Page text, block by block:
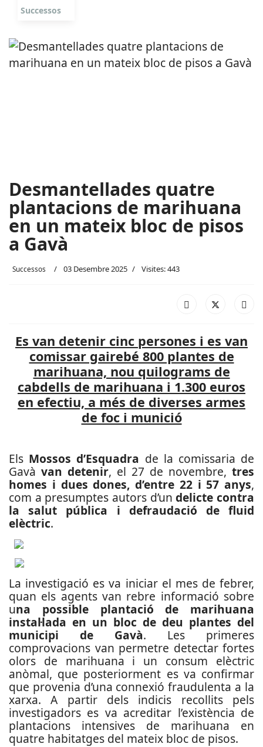
Successos
Desmantellades quatre
plantacions de marihuana
en un mateix bloc de pisos
a Gavà
Successos 03 Desembre 2025 Visites: 443
Es van detenir cinc persones i es van
comissar gairebé 800 plantes de
marihuana, nou quilograms de
cabdells de marihuana i 1.300 euros
en efectiu, a més de diverses armes
de foc i munició
Els Mossos d’Esquadra de la comissaria de
Gavà van detenir, el 27 de novembre, tres
homes i dues dones, d’entre 22 i 57 anys,
com a presumptes autors d’undelicte contra
la salut pública i defraudació de fluid
elèctric.
La investigació es va iniciar el mes de febrer,
quan els agents van rebre informació sobre
una possible plantació de marihuana
instal·lada en un bloc de deu plantes del
municipi de Gavà. Les primeres
comprovacions van permetre detectar fortes
olors de marihuana i un consum elèctric
anòmal, que posteriorment es va confirmar
que provenia d’una connexió fraudulenta a la
xarxa.A partir dels indicis recollits pels
investigadors es va acreditar l’existència de
plantacions intensives de marihuana en
quatre habitatges del mateix bloc de pisos.